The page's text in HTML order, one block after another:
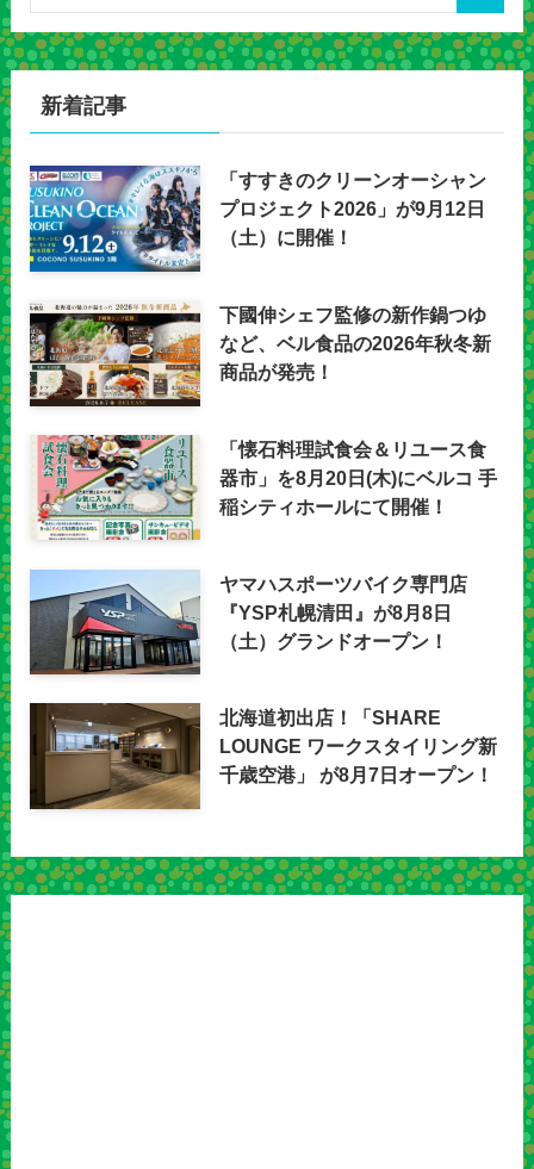
新着記事
「すすきのクリーンオーシャン
プロジェクト2026」が9月12日
（土）に開催！
下國伸シェフ監修の新作鍋つゆ
など、ベル食品の2026年秋冬新
商品が発売！
「懐石料理試食会＆リユース食
器市」を8月20日(木)にベルコ 手
稲シティホールにて開催！
ヤマハスポーツバイク専門店
『YSP札幌清田』が8月8日
（土）グランドオープン！
北海道初出店！「SHARE
LOUNGE ワークスタイリング新
千歳空港」 が8月7日オープン！